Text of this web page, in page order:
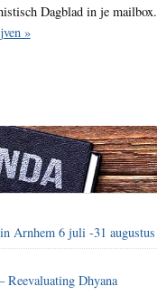
Dagblad in je mailbox.
»
Arnhem 6 juli -31 augustus
Reevaluating Dhyana